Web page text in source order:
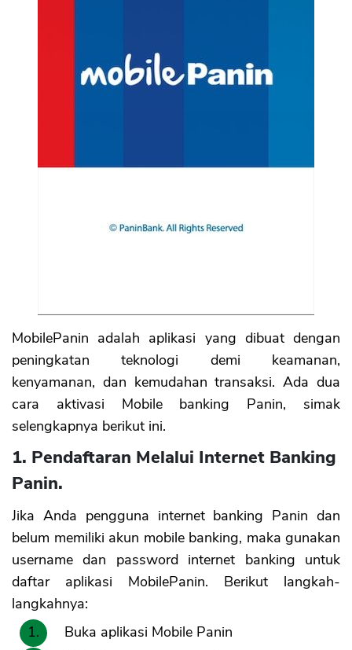
MobilePanin adalah aplikasi yang dibuat dengan
peningkatan teknologi demi keamanan,
kenyamanan, dan kemudahan transaksi. Ada dua
cara aktivasi Mobile banking Panin, simak
selengkapnya berikut ini.
1. Pendaftaran Melalui Internet Banking
Panin.
Jika Anda pengguna internet banking Panin dan
belum memiliki akun mobile banking, maka gunakan
username dan password internet banking untuk
daftar aplikasi MobilePanin. Berikut langkah-
langkahnya:
Buka aplikasi Mobile Panin